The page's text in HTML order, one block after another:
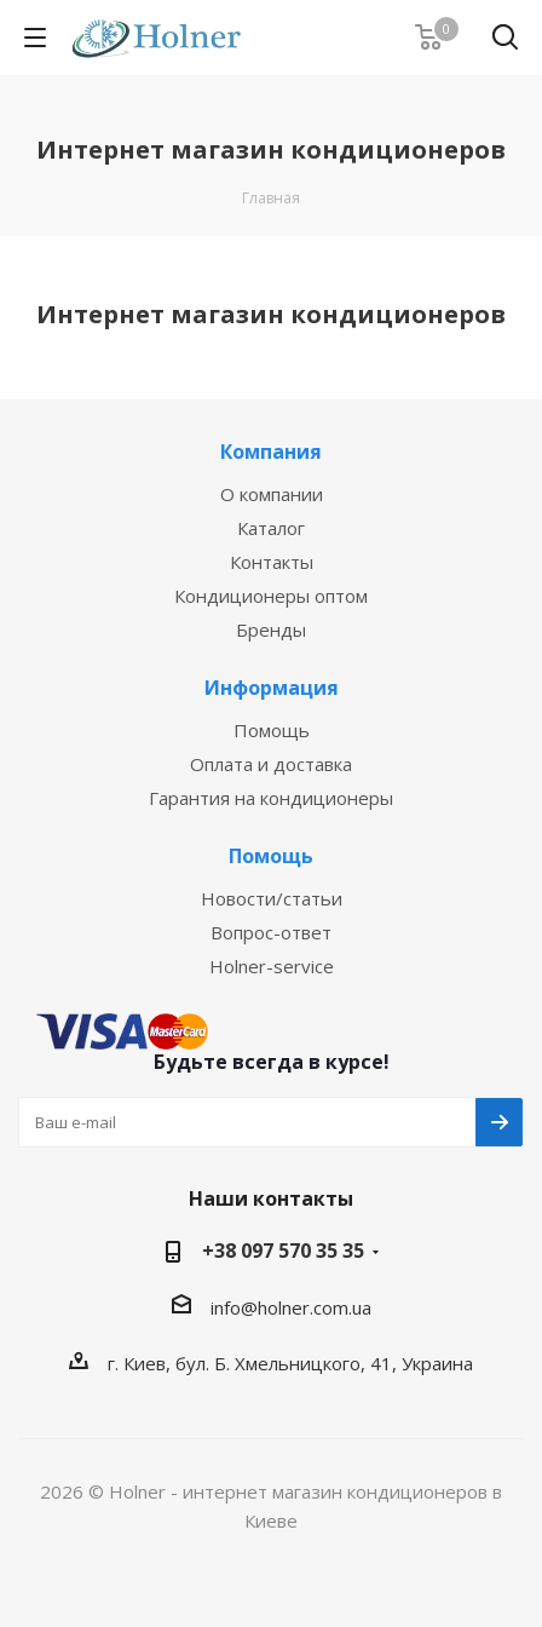
0
Интернет магазин кондиционеров
Главная
Интернет магазин кондиционеров
Компания
О компании
Каталог
Контакты
Кондиционеры оптом
Бренды
Информация
Помощь
Оплата и доставка
Гарантия на кондиционеры
Помощь
Новости/статьи
Вопрос-ответ
Holner-service
Будьте всегда в курсе!
Наши контакты
+38 097 570 35 35
info@holner.com.ua
г. Киев, бул. Б. Хмельницкого, 41, Украина
2026 © Holner - интернет магазин кондиционеров в
Киеве